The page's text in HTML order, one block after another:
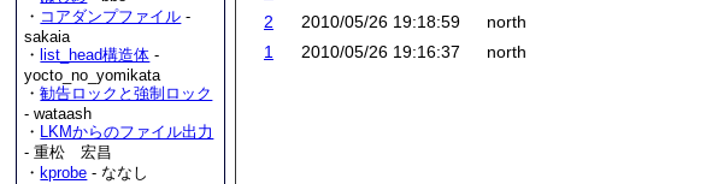
2
2010/05/26 19:18:59
north
1
2010/05/26 19:16:37 north
・ コアダンプファイル -
sakaia
・ list_head構造体 -
yocto_no_yomikata
・勧告ロックと強制ロック
- wataash
・ LKMからのファイル出力
- 重松 宏昌
・ kprobe - ななし